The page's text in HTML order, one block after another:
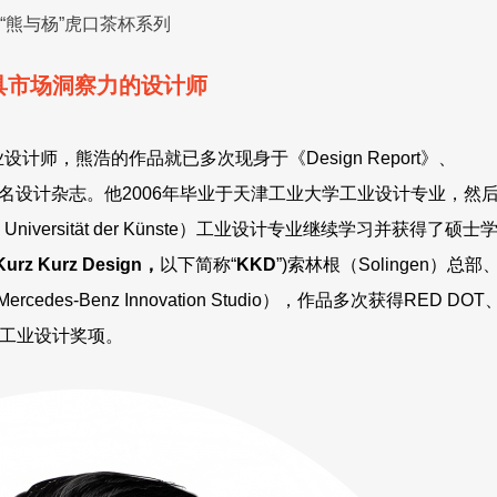
“熊与杨”虎口茶杯系列
市场洞察力的设计师
计师，熊浩的作品就已多次现身于《Design Report》、
设计杂志。他2006年毕业于天津工业大学工业设计专业，然
der Künste）工业设计专业继续学习并获得了硕士学
Kurz Design， 以下简称“KKD”)索林根（Solingen）总部
Benz Innovation Studio），作品多次获得RED DOT、
业设计奖项。